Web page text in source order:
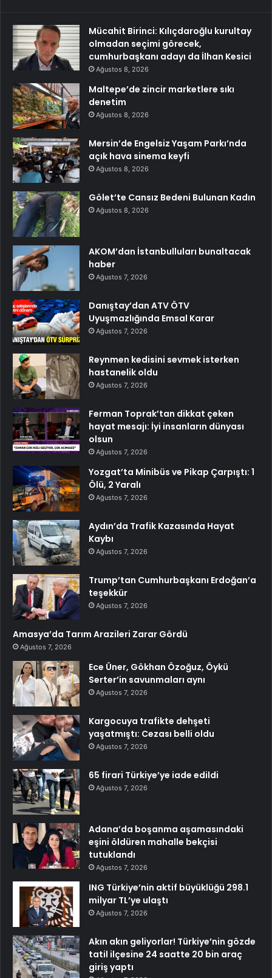
Mücahit Birinci: Kılıçdaroğlu kurultay
olmadan seçimi görecek,
cumhurbaşkanı adayı da İlhan Kesici
Ağustos 8, 2026
Maltepe’de zincir marketlere sıkı
denetim
Ağustos 8, 2026
Mersin’de Engelsiz Yaşam Parkı’nda
açık hava sinema keyfi
Ağustos 8, 2026
Gölet’te Cansız Bedeni Bulunan Kadın
Ağustos 8, 2026
AKOM’dan İstanbulluları bunaltacak
haber
Ağustos 7, 2026
Danıştay’dan ATV ÖTV
Uyuşmazlığında Emsal Karar
Ağustos 7, 2026
Reynmen kedisini sevmek isterken
hastanelik oldu
Ağustos 7, 2026
Ferman Toprak’tan dikkat çeken
hayat mesajı: İyi insanların dünyası
olsun
Ağustos 7, 2026
Yozgat’ta Minibüs ve Pikap Çarpıştı: 1
Ölü, 2 Yaralı
Ağustos 7, 2026
Aydın’da Trafik Kazasında Hayat
Kaybı
Ağustos 7, 2026
Trump’tan Cumhurbaşkanı Erdoğan’a
teşekkür
Ağustos 7, 2026
Amasya’da Tarım Arazileri Zarar Gördü
Ağustos 7, 2026
Ece Üner, Gökhan Özoğuz, Öykü
Serter’in savunmaları aynı
Ağustos 7, 2026
Kargocuya trafikte dehşeti
yaşatmıştı: Cezası belli oldu
Ağustos 7, 2026
65 firari Türkiye’ye iade edildi
Ağustos 7, 2026
Adana’da boşanma aşamasındaki
eşini öldüren mahalle bekçisi
tutuklandı
Ağustos 7, 2026
ING Türkiye’nin aktif büyüklüğü 298.1
milyar TL’ye ulaştı
Ağustos 7, 2026
Akın akın geliyorlar! Türkiye’nin gözde
tatil ilçesine 24 saatte 20 bin araç
giriş yaptı